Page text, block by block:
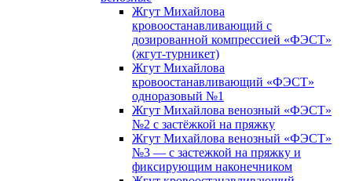
Жгут Михайлова
кровоостанавливающий с
дозированной компрессией «ФЭСТ»
(жгут-турникет)
Жгут Михайлова
кровоостанавливающий «ФЭСТ»
одноразовый №1
Жгут Михайлова венозный «ФЭСТ»
№2 с застёжкой на пряжку
Жгут Михайлова венозный «ФЭСТ»
№3 — с застежкой на пряжку и
фиксирующим наконечником